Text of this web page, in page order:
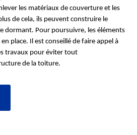
les matériaux de couverture et les
de cela, ils peuvent construire le
dormant. Pour poursuivre, les éléments
place. Il est conseillé de faire appel à
travaux pour éviter tout
de la toiture.